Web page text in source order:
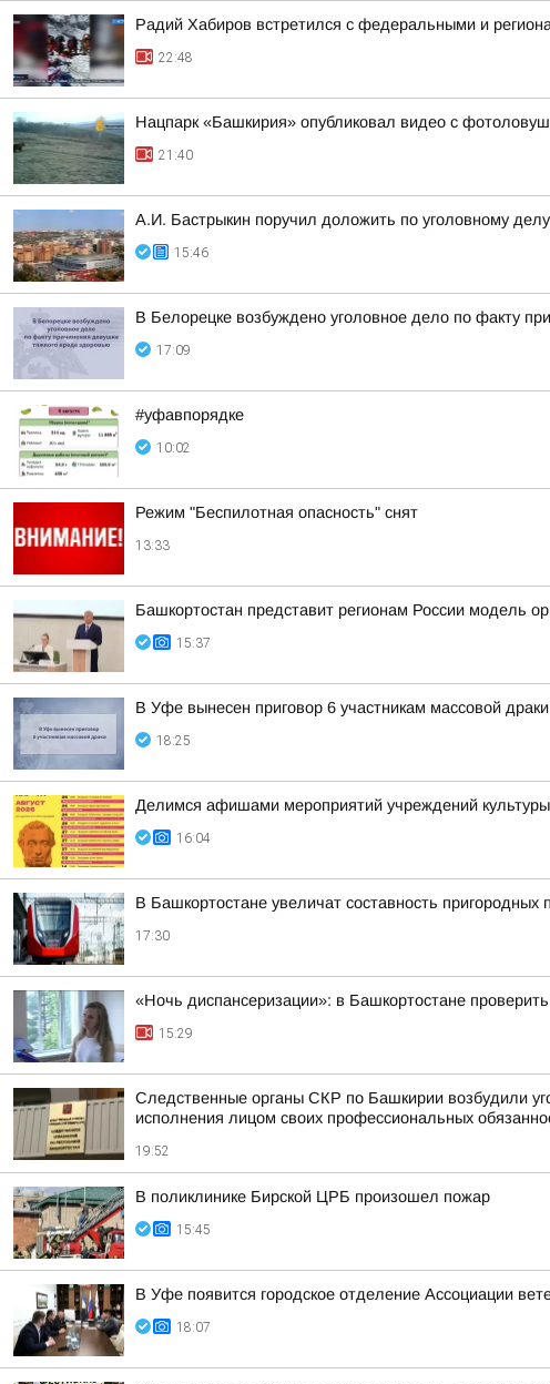
Радий Хабиров встретился с федеральными и
22:48
Нацпарк «Башкирия» опубликовал видео с
21:40
А.И. Бастрыкин поручил доложить по уголовному
15:46
В Белорецке возбуждено уголовное дело по факту
17:09
#уфавпорядке
10:02
Режим "Беспилотная опасность" снят
13:33
Башкортостан представит регионам России модель
15:37
В Уфе вынесен приговор 6 участникам массовой драки
18:25
Делимся афишами мероприятий учреждений
16:04
В Башкортостане увеличат составность
17:30
«Ночь диспансеризации»: в Башкортостане
15:29
Следственные органы СКР по Башкирии возбудили
исполнения лицом своих профессиональных
19:52
В поликлинике Бирской ЦРБ произошел пожар
15:45
В Уфе появится городское отделение Ассоциации
18:07